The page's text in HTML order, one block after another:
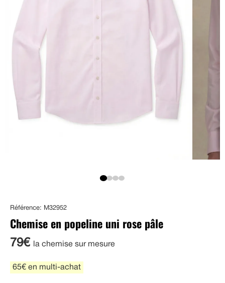
Référence: M32952
Chemise en popeline uni rose pâle
79€ la chemise sur mesure
65€ en multi-achat